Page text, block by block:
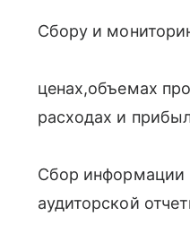
Сбору и
ценах,объемах
расходах и
Сбор информации
аудиторской